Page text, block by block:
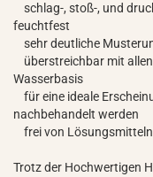
schlag-, stoß-, und
feuchtfest
sehr deutliche
überstreichbar mit
Wasserbasis
für eine ideale
nachbehandelt werden
frei von
Trotz der Hochwertigen